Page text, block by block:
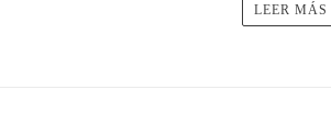
LEER MÁS